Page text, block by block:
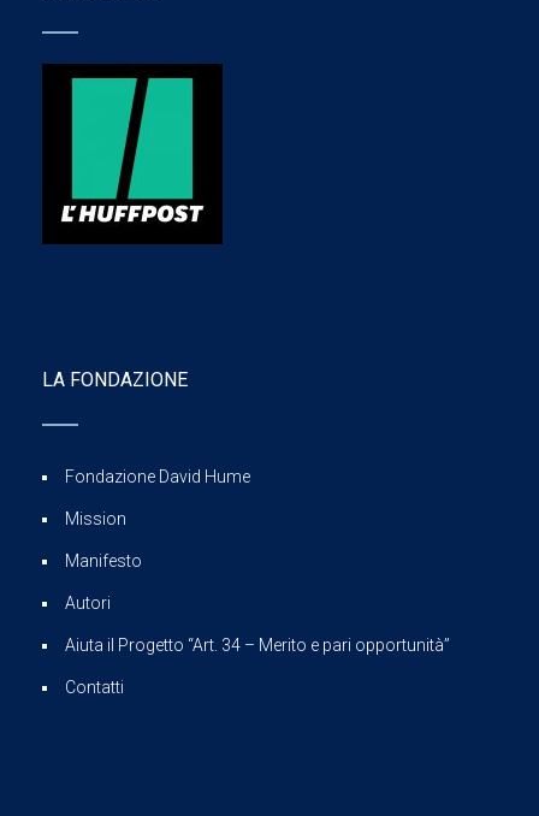
LA FONDAZIONE
Fondazione David Hume
Mission
Manifesto
Autori
Aiuta il Progetto “Art. 34 – Merito e pari opportunità”
Contatti